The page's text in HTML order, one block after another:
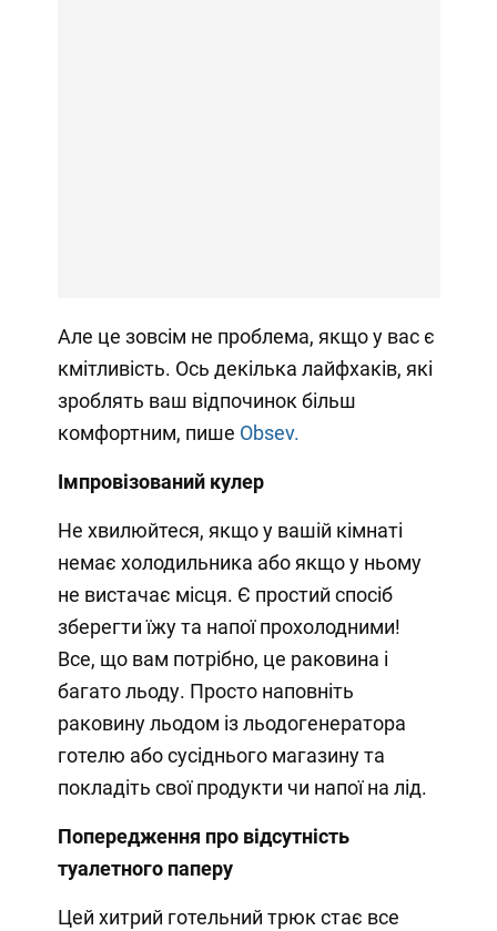
Але це зовсім не проблема, якщо у вас є
кмітливість. Ось декілька лайфхаків, які
зроблять ваш відпочинок більш
комфортним, пише Obsev.
Імпровізований кулер
Не хвилюйтеся, якщо у вашій кімнаті
немає холодильника або якщо у ньому
не вистачає місця. Є простий спосіб
зберегти їжу та напої прохолодними!
Все, що вам потрібно, це раковина і
багато льоду. Просто наповніть
раковину льодом із льодогенератора
готелю або сусіднього магазину та
покладіть свої продукти чи напої на лід.
Попередження про відсутність
туалетного паперу
Цей хитрий готельний трюк стає все